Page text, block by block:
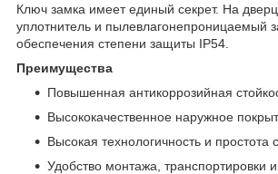
Ключ замка имеет единый секрет. На
уплотнитель и пылевлагонепроницаемый
обеспечения степени защиты IP54.
Преимущества
Повышенная антикоррозийная
Высококачественное наружное
Высокая технологичность и простота
Удобство монтажа, транспортировки